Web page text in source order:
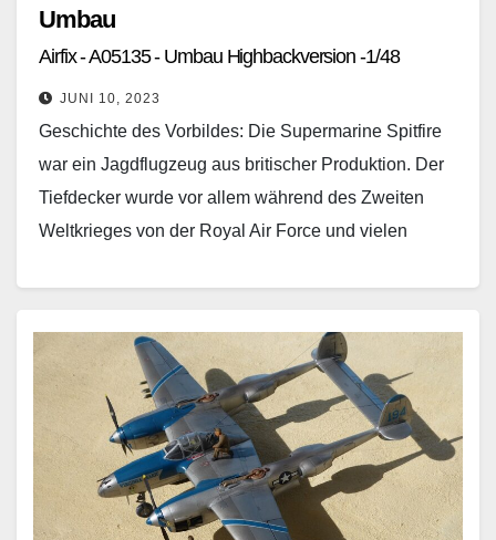
Umbau
Airfix - A05135 - Umbau Highbackversion -1/48
JUNI 10, 2023
Geschichte des Vorbildes: Die Supermarine Spitfire
war ein Jagdflugzeug aus britischer Produktion. Der
Tiefdecker wurde vor allem während des Zweiten
Weltkrieges von der Royal Air Force und vielen